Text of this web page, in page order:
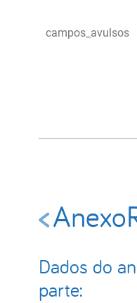
campos_avulsos
Dados do
parte: